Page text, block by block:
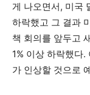
게 나오면서, 미국
하락했고 그 결과
책 회의를 앞두고
1% 이상 하락했다
가 인상할 것으로